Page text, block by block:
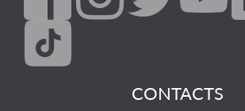
CONTACTS